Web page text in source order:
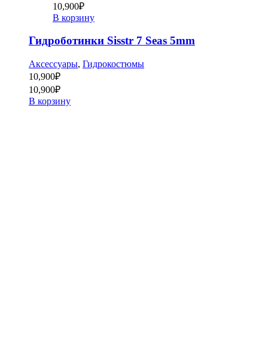
10,900₽
В корзину
Гидроботинки Sisstr 7 Seas 5mm
Аксессуары, Гидрокостюмы
10,900₽
10,900₽
В корзину